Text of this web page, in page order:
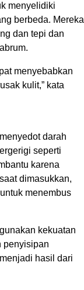
menyelidiki
berbeda. Mereka
dan tepi dan
menyebabkan
kulit,” kata
darah
seperti
karena
dimasukkan,
menembus
kekuatan
penyisipan
hasil dari